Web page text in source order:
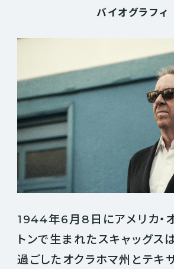
バイオグラフィ
1944年6月8日にアメリカ・
トンで生まれたスキャッグス
過ごしたオクラホマ州とテキ